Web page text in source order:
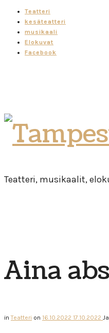
Teatteri
kesäteatteri
musikaali
Elokuvat
Facebook
Teatro
Teatteri, musikaalit,
Aina
inTeatteri on 16.10.2022 17.10.2022